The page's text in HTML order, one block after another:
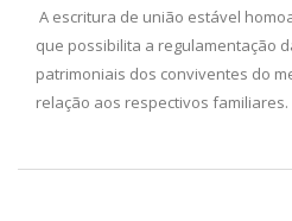
A escritura de união estável
que possibilita a regulamentação
patrimoniais dos conviventes do
relação aos respectivos familiares.